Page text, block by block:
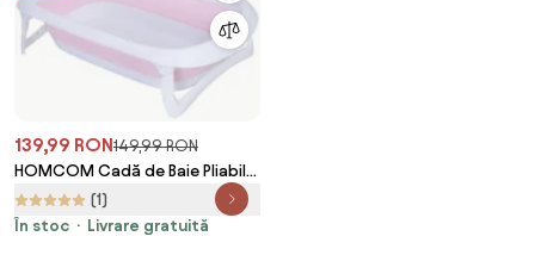
139,99 RON 149,99 RON
HOMCOM Cadă de Baie Pliabilă
Antiderapantă pentru Nou-
Născuți, cu Sistem de Evacuare,
(1)
În stoc
Livrare gratuită